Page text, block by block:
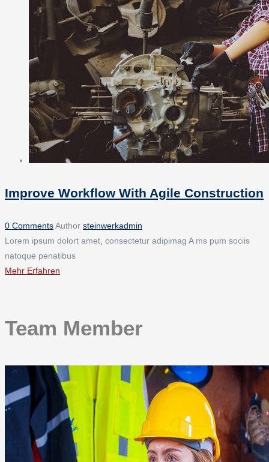
Improve Workflow With Agile Construction
0 CommentsAuthor steinwerkadmin
Lorem ipsum dolort amet, consectetur adipimag A ms pum sociis
natoque penatibus
Mehr Erfahren
Team Member